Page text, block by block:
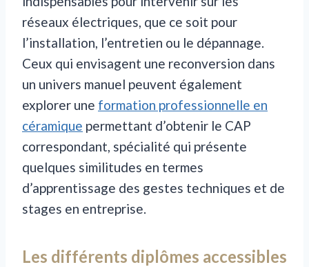
réseaux électriques, que ce soit pour
l’installation, l’entretien ou le dépannage.
Ceux qui envisagent une reconversion dans
un univers manuel peuvent également
explorer une formation professionnelle en
céramique permettant d’obtenir le CAP
correspondant, spécialité qui présente
quelques similitudes en termes
d’apprentissage des gestes techniques et de
stages en entreprise.
Les différents diplômes accessibles